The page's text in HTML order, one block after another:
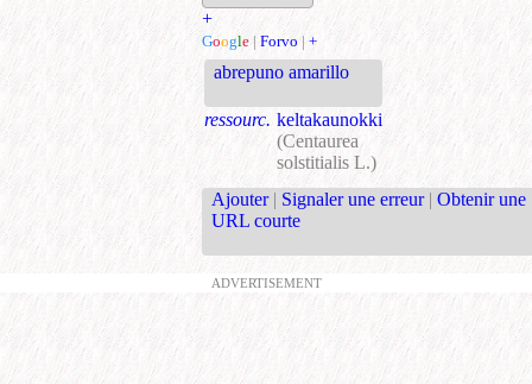
+
Google | Forvo | +
abrepuno amarillo
ressourc. keltakaunokki
(Centaurea
solstitialis L.)
Ajouter | Signaler une erreur | Obtenir une
URL courte
ADVERTISEMENT